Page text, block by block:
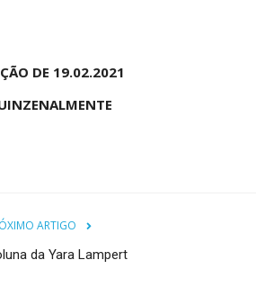
DE 19.02.2021
ARTIGO
da Yara Lampert